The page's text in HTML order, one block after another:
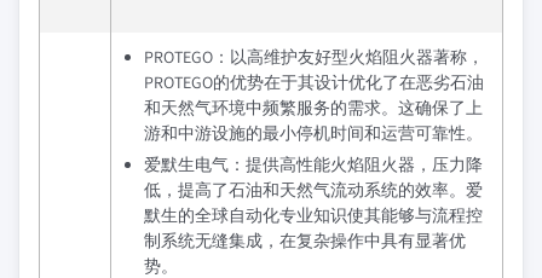
PROTEGO：以高维护友好型火焰阻火器著称，
PROTEGO的优势在于其设计优化了在恶劣石油
和天然气环境中频繁服务的需求。这确保了上
游和中游设施的最小停机时间和运营可靠性。
爱默生电气：提供高性能火焰阻火器，压力降
低，提高了石油和天然气流动系统的效率。爱
默生的全球自动化专业知识使其能够与流程控
制系统无缝集成，在复杂操作中具有显著优
势。